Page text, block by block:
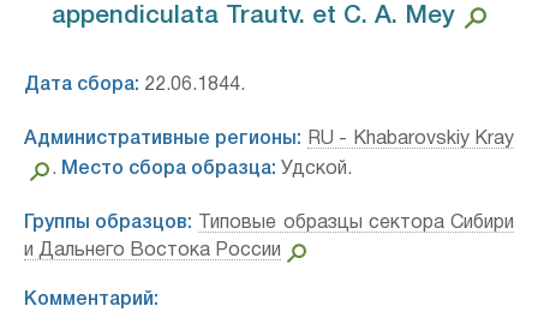
appendiculata Trautv. et C. A. Mey⁣
Дата сбора: 22.06.1844.
Административные регионы:
RU - Khabarovskiy Kray
. Место сбора образца: Удской.
Группы образцов:
Типовые образцы сектора Сибири
и Дальнего Востока России
Комментарий: